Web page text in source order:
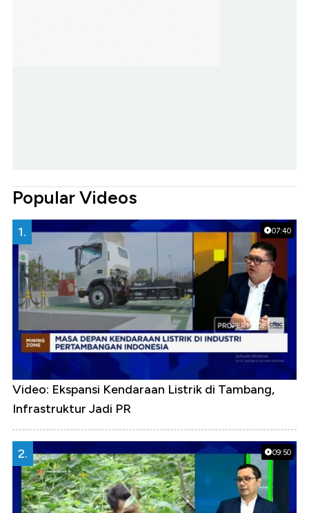
Popular Videos
07:40
1.
Video: Ekspansi Kendaraan Listrik di Tambang,
Infrastruktur Jadi PR
09:50
2.